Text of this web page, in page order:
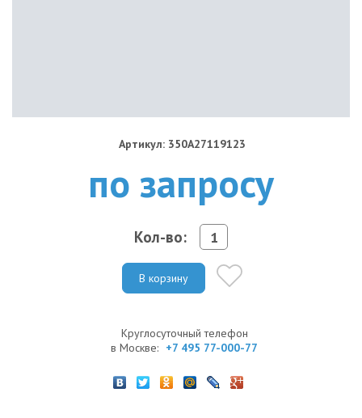
Артикул: 350A27119123
по запросу
Кол-во:
В корзину
Круглосуточный телефон
в Москве: +7 495 77-000-77